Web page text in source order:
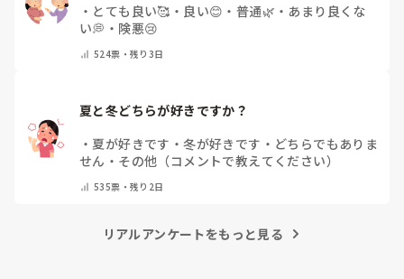
・ とても良い🥰 ・ 良い😊 ・ 普通🌿 ・ あまり良くな
い💭 ・ 険悪😢
524票・残り3日
夏と冬どちらが好きですか？
・ 夏が好きです ・冬が好きです ・ どちらでもありま
せん ・ その他（コメントで教えてください）
535票・残り2日
リアルアンケートをもっと見る